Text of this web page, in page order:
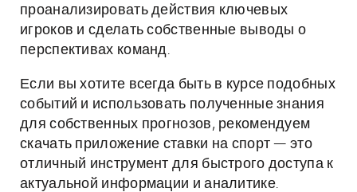
проанализировать действия ключевых
игроков и сделать собственные выводы о
перспективах команд.
Если вы хотите всегда быть в курсе подобных
событий и использовать полученные знания
для собственных прогнозов, рекомендуем
скачать приложение ставки на спорт — это
отличный инструмент для быстрого доступа к
актуальной информации и аналитике.